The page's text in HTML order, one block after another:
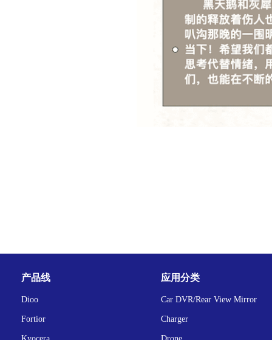
产品线
Dioo
Fortior
应用分类
Car DVR/Rear View Mirror
Charger